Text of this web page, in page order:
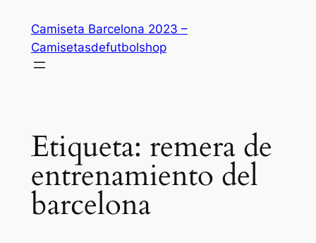
contenido
Camiseta Barcelona 2023 –
Camisetasdefutbolshop
Etiqueta: remera de
entrenamiento del
barcelona